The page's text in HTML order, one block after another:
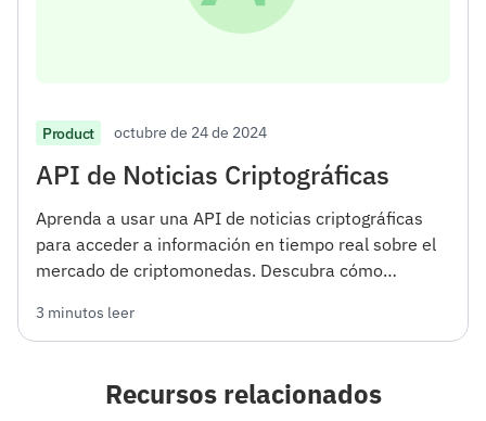
Product octubre de 24 de 2024
API de Noticias Criptográficas
Aprenda a usar una API de noticias criptográficas
para acceder a información en tiempo real sobre el
mercado de criptomonedas. Descubra cómo
3 minutos leer
Recursos relacionados